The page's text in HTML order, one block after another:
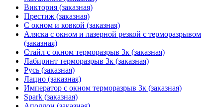
Виктория (заказная)
Престиж (заказная)
С окном и ковкой (заказная)
Аляска с окном и лазерной резкой с терморазрывом
(заказная)
Стайл с окном терморазрыв 3к (заказная)
Лабиринт терморазрыв 3к (заказная)
Русь (заказная)
Лацио (заказная)
Император с окном терморазрыв 3к (заказная)
Spark (заказная)